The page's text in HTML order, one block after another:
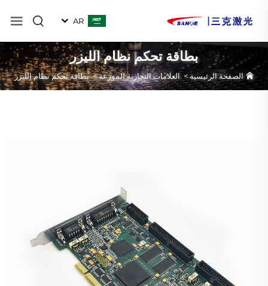
AR
بطاقة تحكم نظام الليزر
الصفحة الرئيسية>العلامات التجارية الموزعة>بطاقة تحكم نظام الليزر